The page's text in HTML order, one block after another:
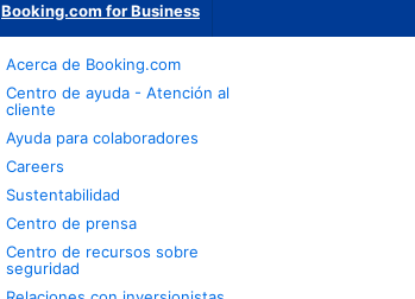
Booking.com for Business
Acerca de Booking.com
Centro de ayuda - Atención al
cliente
Ayuda para colaboradores
Careers
Sustentabilidad
Centro de prensa
Centro de recursos sobre
seguridad